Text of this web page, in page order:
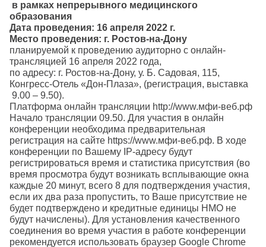
в рамках непрерывного медицинского
образования
Дата проведения: 16 апреля 2022 г.
Место проведения: г. Ростов-на-Дону
планируемой к проведению аудиторно с онлайн-
трансляцией 16 апреля 2022 года,
по адресу: г. Ростов-на-Дону, у. Б. Садовая, 115,
Конгресс-Отель «Дон-Плаза», (регистрация, выставка
9.00 – 9.50).
Платформа онлайн трансляции http://www.мфи-веб.рф
Начало трансляции 09.50. Для участия в онлайн
конференции необходима предварительная
регистрация на сайте https://www.мфи-веб.рф. В ходе
конференции по Вашему IP-адресу будут
регистрироваться время и статистика присутствия (во
время просмотра будут возникать всплывающие окна
каждые 20 минут, всего 8 для подтверждения участия,
если их два раза пропустить, то Ваше присутствие не
будет подтверждено и кредитные единицы НМО не
будут начислены). Для установления качественного
соединения во время участия в работе конференции
рекомендуется использовать браузер Google Chrome